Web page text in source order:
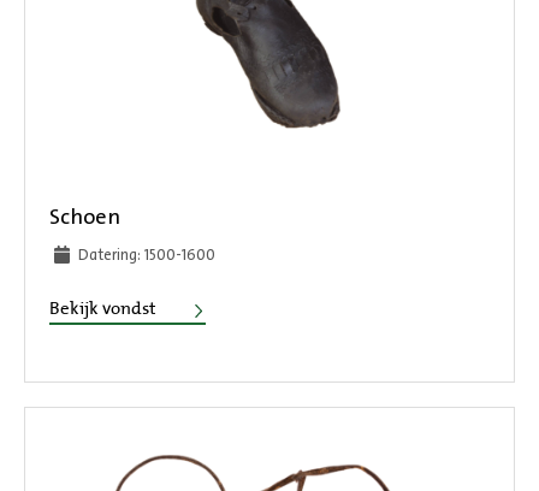
Schoen
Datering: 1500-1600
Bekijk vondst Schoen